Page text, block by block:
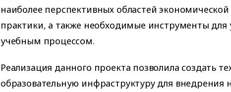
наиболее перспективных областей
практики, а также необходимые инструменты для
учебным процессом.
Реализация данного проекта позволила создать
образовательную инфраструктуру для внедрения